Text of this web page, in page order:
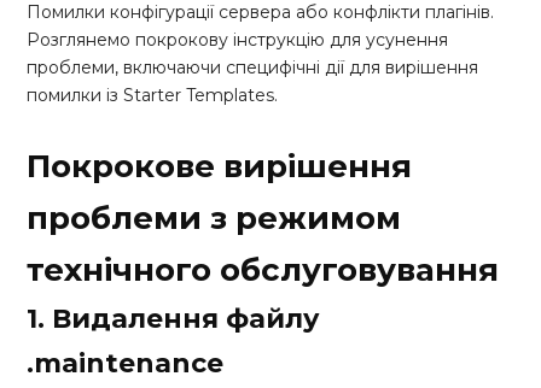
Помилки конфігурації сервера або конфлікти плагінів.
Розглянемо покрокову інструкцію для усунення
проблеми, включаючи специфічні дії для вирішення
помилки із Starter Templates.
Покрокове вирішення
проблеми з режимом
технічного обслуговування
1. Видалення файлу
.maintenance